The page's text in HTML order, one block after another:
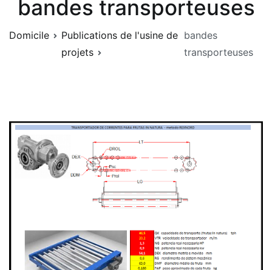
bandes transporteuses
Domicile
Publications de l'usine de
projets
bandes
transporteuses